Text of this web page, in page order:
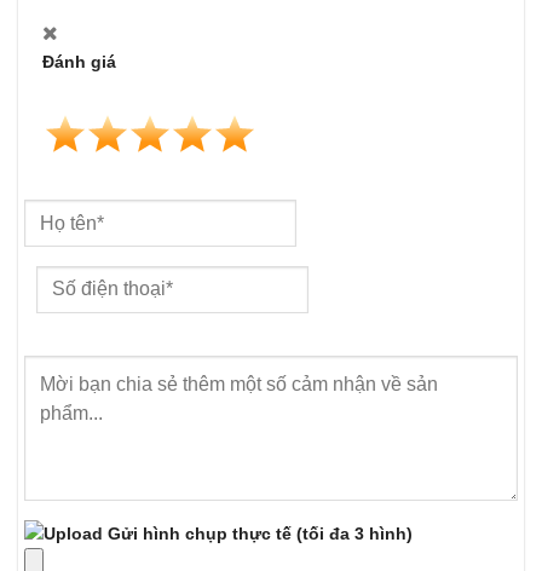
Đánh giá
Gửi hình chụp thực tế (tối đa 3 hình)